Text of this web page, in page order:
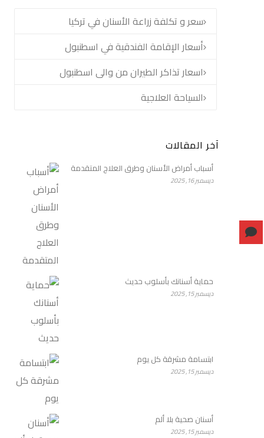
سعر و تكلفة زراعة الأسنان في تركيا
أسعار الإقامة الفندقية في اسطنبول
اسعار تذاكر الطيران من والى اسطنبول
السياحة العلاجية
آخر المقالات
أسباب أمراض الأسنان وطرق العلاج المتقدمة
ديسمبر 16, 2025
حماية أسنانك بأسلوب حديث
ديسمبر 15, 2025
ابتسامة مشرقة كل يوم
ديسمبر 15, 2025
أسنان صحية بلا ألم
ديسمبر 15, 2025